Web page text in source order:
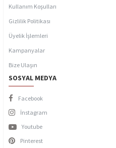
Kullanım Koşulları
Gizlilik Politikası
Üyelik İşlemleri
Kampanyalar
Bize Ulaşın
SOSYAL MEDYA
Facebook
İnstagram
Youtube
Pinterest